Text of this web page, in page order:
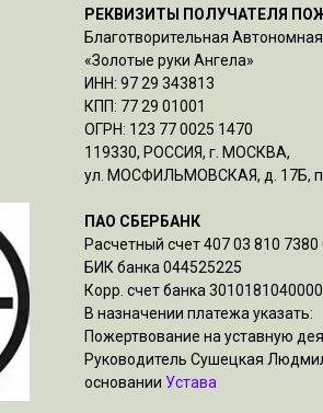
РЕКВИЗИТЫ ПОЛУЧАТЕЛЯ
Благотворительная
«Золотые руки Ангела»
ИНН: 97 29 343813
КПП: 77 29 01001
ОГРН: 123 77 0025 1470
119330, РОССИЯ, г. МОСКВА,
ул. МОСФИЛЬМОВСКАЯ, д. 17Б,
ПАО СБЕРБАНК
Расчетный счет 407 03 810 7380
БИК банка 044525225
Корр. счет банка
В назначении платежа указать:
Пожертвование на уставную
Руководитель Сушецкая
основании Устава